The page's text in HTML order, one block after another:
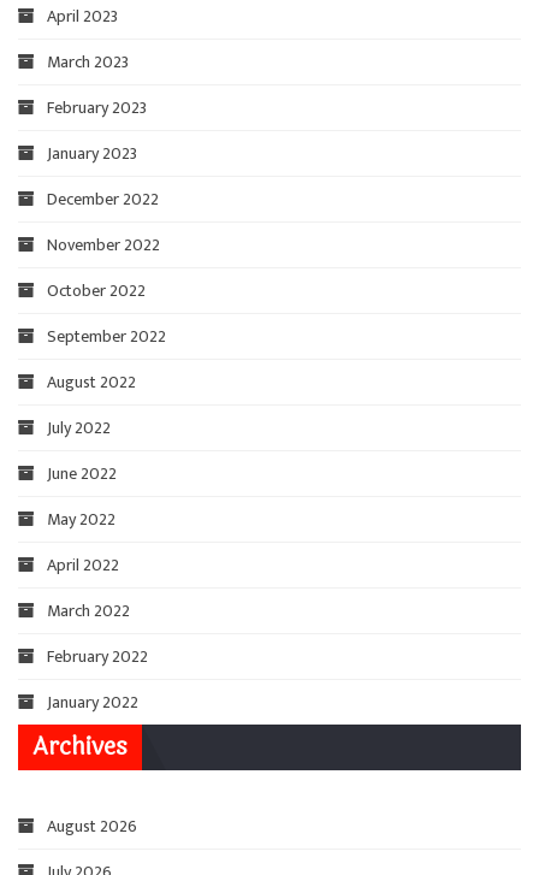
April 2023
March 2023
February 2023
January 2023
December 2022
November 2022
October 2022
September 2022
August 2022
July 2022
June 2022
May 2022
April 2022
March 2022
February 2022
January 2022
Archives
August 2026